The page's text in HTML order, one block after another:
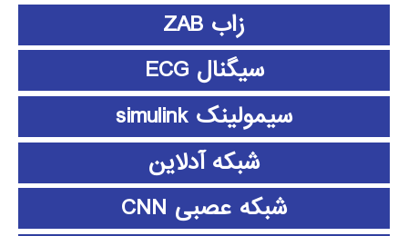
زاب ZAB
سیگنال ECG
سیمولینک simulink
شبکه آدلاین
شبکه عصبی CNN